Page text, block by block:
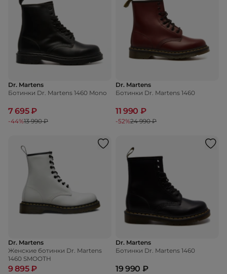
Dr. Martens
Ботинки Dr. Martens 1460 Mono
7 695 ₽
-44%13 990 ₽
Dr. Martens
Ботинки Dr. Martens 1460
11 990 ₽
-52%24 990 ₽
Dr. Martens
Женские ботинки Dr. Martens
1460 SMOOTH
9 895 ₽
Dr. Martens
Ботинки Dr. Martens 1460
19 990 ₽